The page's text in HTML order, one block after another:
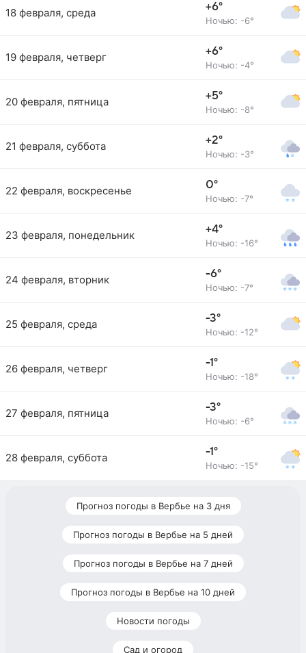
18 февраля, среда +6°
Ночью: -6°
19 февраля, четверг +6°
Ночью: -4°
20 февраля, пятница +5°
Ночью: -8°
21 февраля, суббота +2°
Ночью: -3°
22 февраля, воскресенье 0°
Ночью: -7°
23 февраля, понедельник +4°
Ночью: -16°
24 февраля, вторник -6°
Ночью: -7°
25 февраля, среда -3°
Ночью: -12°
26 февраля, четверг -1°
Ночью: -18°
27 февраля, пятница -3°
Ночью: -6°
28 февраля, суббота -1°
Ночью: -15°
Прогноз погоды в Вербье на 3 дня
Прогноз погоды в Вербье на 5 дней
Прогноз погоды в Вербье на 7 дней
Прогноз погоды в Вербье на 10 дней
Новости погоды
Сад и огород